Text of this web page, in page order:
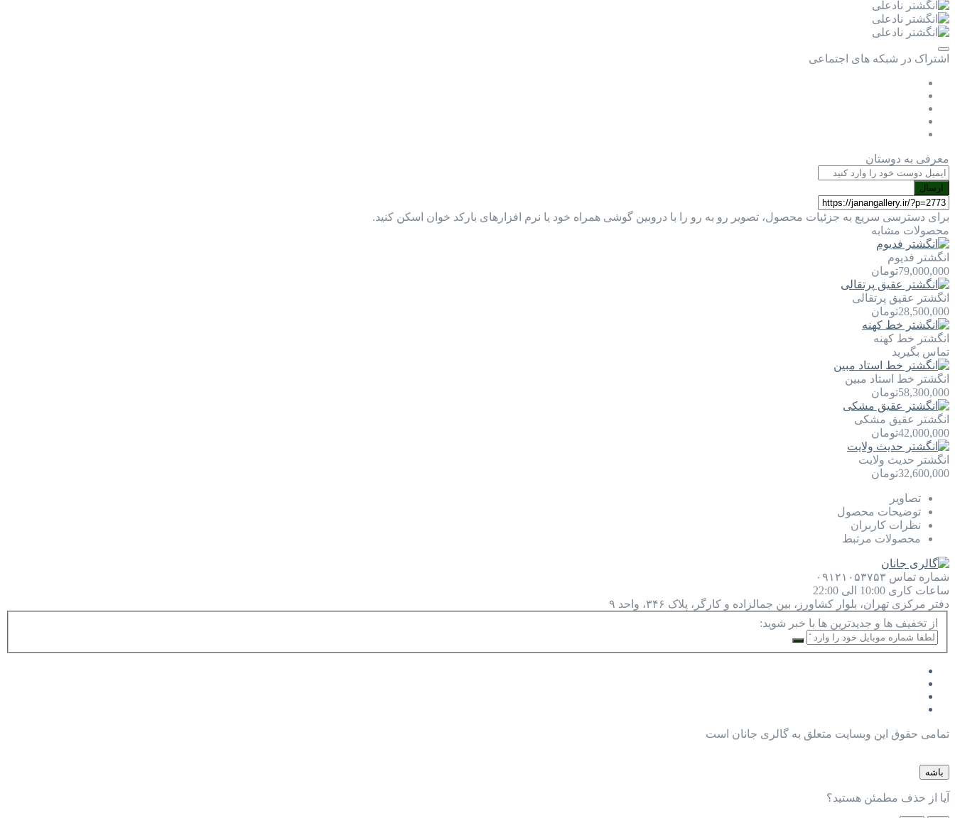
اشتراک در شبکه های اجتماعی
معرفی به دوستان
ارسال
برای دسترسی سریع به جزئیات محصول، تصویر رو به رو را با دروبین گوشی همراه خود یا نرم افزارهای بارکد خوان اسکن کنید.
محصولات مشابه
انگشتر فدیوم
79,000,000تومان
انگشتر عقیق پرتقالی
28,500,000تومان
انگشتر خط کهنه
تماس بگیرید
انگشتر خط استاد مبین
58,300,000تومان
انگشتر عقیق مشکی
42,000,000تومان
انگشتر حدیث ولایت
32,600,000تومان
تصاویر
توضیحات محصول
نظرات کاربران
محصولات مرتبط
شماره تماس ۰۹۱۲۱۰۵۳۷۵۳
ساعات کاری 10:00 الی 22:00
دفتر مرکزی تهران، بلوار کشاورز، بین جمالزاده و کارگر، پلاک ۳۴۶، واحد ۹
از تخفیف ها و جدیدترین ها با خبر شوید:
تمامی حقوق این وبسایت متعلق به گالری جانان است
باشه
آیا از حذف مطمئن هستید؟